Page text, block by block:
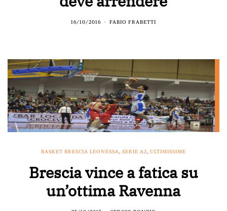
16/10/2016 FABIO FRABETTI
BASKET BRESCIA LEONESSA, SERIE A2, ULTIMISSIME
Brescia vince a fatica su
un’ottima Ravenna